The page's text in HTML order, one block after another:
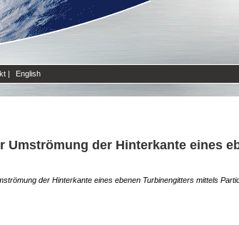
| English
Umströmung der Hinterkante eines
der Hinterkante eines ebenen Turbinengitters mittels